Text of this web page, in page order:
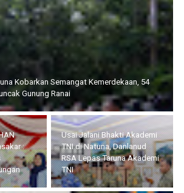
Kobarkan Semangat Kemerdekaan, 54
Gunung Ranai
:
Usai Jalani Bhakti Akademi
TNI di Natuna, Danlanud
RSA Lepas Taruna Akademi
TNI